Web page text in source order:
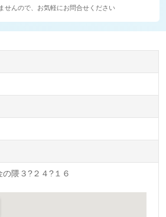
せんので、お気軽にお問合せください
隈３?２４?１６